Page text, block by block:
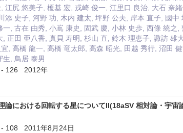
江尻 悠美子, 榎基 宏, 戎崎 俊一, 江里口 良治, 大石 奈
添 史子, 河野 功, 木内 建太, 坪野 公夫, 岸本 直子, 國
, 古在 由秀, 小嶌 康史, 固武 慶, 小林 史歩, 西條 統之
正田 亜八香, 真貝 寿明, 杉山 直, 鈴木 理恵子, 諏訪
, 高橋 龍一, 高橋 竜太郎, 高森 昭光, 田越 秀行, 沼田
生, 鳥居 泰男
- 126 2012年
論における回転する星についてII(18aSV 相対論・宇宙
- 108 2011年8月24日